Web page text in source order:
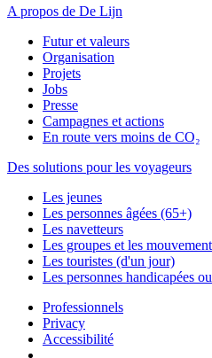
A propos de De Lijn
Futur et valeurs
Organisation
Projets
Jobs
Presse
Campagnes et actions
En route vers moins de CO₂
Des solutions pour les voyageurs
Les jeunes
Les personnes âgées (65+)
Les navetteurs
Les groupes et les
Les touristes (d'un jour)
Les personnes handicapées
Professionnels
Privacy
Accessibilité